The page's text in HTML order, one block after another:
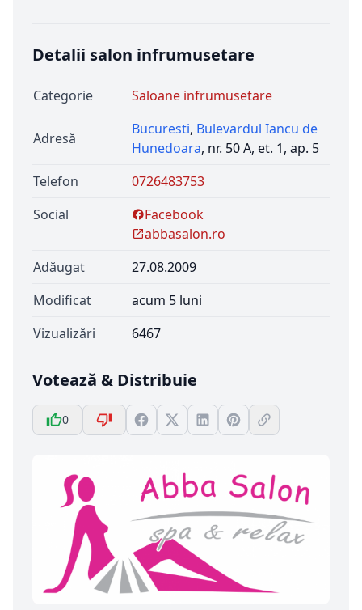
Detalii salon infrumusetare
Categorie Saloane infrumusetare
Adresă
Bucuresti, Bulevardul Iancu de
Hunedoara, nr. 50 A, et. 1, ap. 5
Telefon
0726483753
Social
Facebook
abbasalon.ro
Adăugat
27.08.2009
Modificat
acum 5 luni
Vizualizări
6467
Votează & Distribuie
0